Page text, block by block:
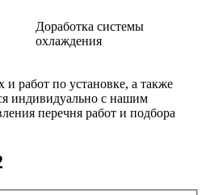
Доработка системы
охлаждения
работ по установке, а также
индивидуально с нашим
перечня работ и подбора